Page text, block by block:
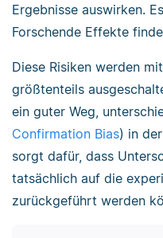
Ergebnisse auswirken.
Forschende Effekte
Diese Risiken werden
größtenteils
ein guter Weg,
Confirmation Bias) in
sorgt dafür, dass
tatsächlich auf die
zurückgeführt werden